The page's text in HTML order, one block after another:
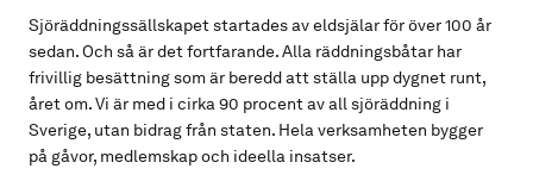
Sjöräddningssällskapet startades av eldsjälar för över 100 år
sedan. Och så är det fortfarande. Alla räddningsbåtar har
frivillig besättning som är beredd att ställa upp dygnet runt,
året om. Vi är med i cirka 90 procent av all sjöräddning i
Sverige, utan bidrag från staten. Hela verksamheten bygger
på gåvor, medlemskap och ideella insatser.